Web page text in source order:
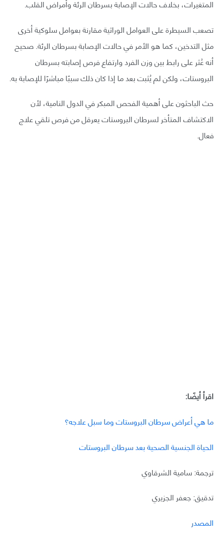
المتغيرات، بخلاف حالات الإصابة بسرطان الرئة وأمراض القلب.
تصعب السيطرة على العوامل الوراثية مقارنة بعوامل سلوكية أخرى
مثل التدخين، كما هو الأمر في حالات الإصابة بسرطان الرئة. صحيح
أنه عُثر على رابط بين وزن الفرد وارتفاع فرص إصابته بسرطان
البروستات، ولكن لم يُثبت بعد ما إذا كان ذلك سببًا مباشرًا للإصابة به.
حث الباحثون على أهمية الفحص المبكر في الدول النامية، لأن
الاكتشاف المتأخر لسرطان البروستات يعرقل من فرص تلقي علاج
فعال.
اقرأ أيضًا:
ما هي أعراض سرطان البروستات وما سبل علاجه؟
الحياة الجنسية الصحية بعد سرطان البروستات
ترجمة: سامية الشرقاوي
تدقيق: جعفر الجزيري
المصدر